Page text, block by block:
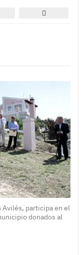
Avilés, participa en el
donados al